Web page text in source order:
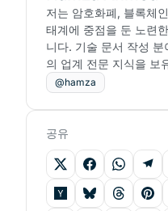
저는 암호화폐, 블록체
태계에 중점을 둔 노련
니다. 기술 문서 작성
의 업계 전문 지식을 보
@hamza
공유